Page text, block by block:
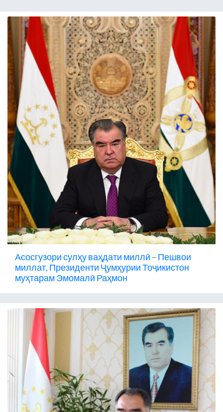
Асосгузори сулҳу ваҳдати миллӣ – Пешвои
миллат, Президенти Ҷумҳурии Тоҷикистон
муҳтарам Эмомалӣ Раҳмон